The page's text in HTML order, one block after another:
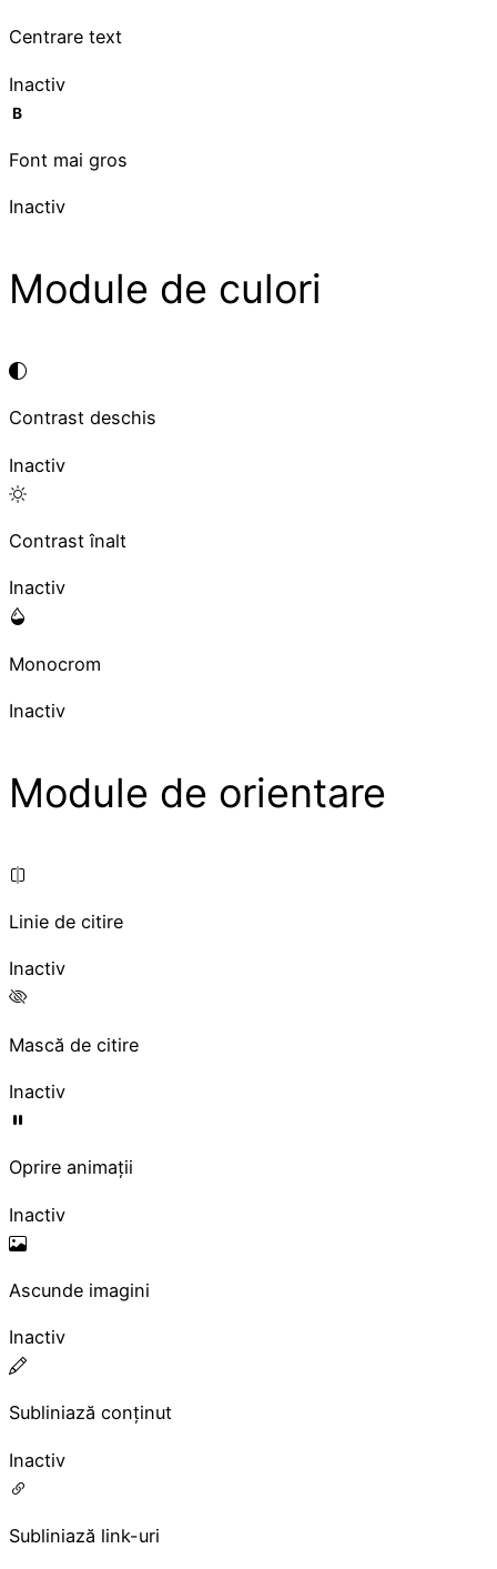
Centrare text
Inactiv
Font mai gros
Inactiv
Module de culori
Contrast deschis
Inactiv
Contrast înalt
Inactiv
Monocrom
Inactiv
Module de orientare
Linie de citire
Inactiv
Mască de citire
Inactiv
Oprire animații
Inactiv
Ascunde imagini
Inactiv
Subliniază conținut
Inactiv
Subliniază link-uri